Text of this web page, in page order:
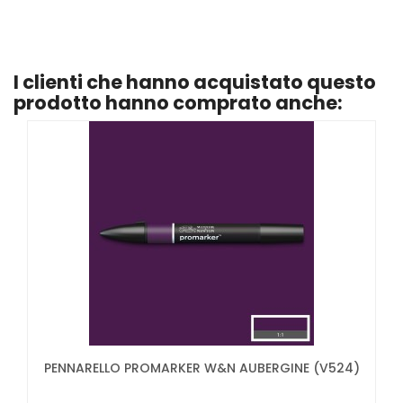
I clienti che hanno acquistato questo
prodotto hanno comprato anche:
PENNARELLO PROMARKER W&N AUBERGINE (V524)